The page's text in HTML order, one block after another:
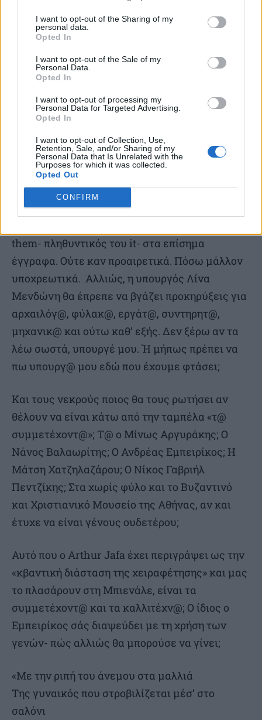
I want to opt-out of the Sharing of my
personal data.
Opted In
I want to opt-out of the Sale of my
Personal Data.
Opted In
I want to opt-out of processing my
Personal Data for Targeted Advertising.
Opted In
I want to opt-out of Collection, Use,
Retention, Sale, and/or Sharing of my
Personal Data that Is Unrelated with the
Purposes for which it was collected.
Opted Out
CONFIRM
ΜΠΙΕΝΑΛΕ ΣΥΓΧΡΟΝΗΣ ΤΕΧΝΗΣ
ΘΕΣΣΑΛΟΝΙΚΗΣ «όλα πρέπει να αλλάξουν.
ΡΝΣ9» έναρξη, επιμελητικό σκεπτικό,
καλλιτέχν@, συμμετέχοντ@ & δράσεις.
Ανατριχίλα. Η woke culture δίπλα στο λογότυπο
του υπουργείου. Και ένα μουσείο, που
εποπτεύεται από το κράτος και
χρηματοδοτείται με δικά μας χρήματα, από
τους φόρους μας δηλαδή, πέφτει στη λούμπα.
Αν δεν απατώμαι, η Ελλάδα, επίσημα, ΔΕΝ
them- πληθυντικός του it- στα επίσημα
έγγραφα. Ούτε καν προαιρετικά. Πόσω μάλλον
υποχρεωτικά. Αλλιώς, η υπουργός Λίνα
Μενδώνη θα έπρεπε να βγάζει προκηρύξεις για
αρχαιλόγ@, φύλακ@, εργάτ@, συντηρητ@,
μηχανικ@ και ούτω καθ’ εξής. Δεν ξέρω αν τα
λέω σωστά, υπουργέ μου. Ή μήπως πρέπει να
πω υπουργ@ μου εδώ που έχουμε φτάσει;
Και τους νεκρούς ποιος θα τους ρωτήσει αν
θέλουν να είναι κάτω από την ταμπέλα «τ@
συμμετέχοντ@»; Τ@ ο Μίνως Αργυράκης; Ο
Νάνος Βαλαωρίτης; Ο Ανδρέας Εμπειρίκος; Η
Μάτση Χατζηλαζάρου; Ο Νίκος Γαβριήλ
Πεντζίκης; Στα χωρίς φύλο και το Βυζαντινό
και Χριστιανικό Μουσείο της Αθήνας, αν και
έτυχε να είναι γένους ουδετέρου;
Αυτό που ο Arthur Jafa έχει περιγράψει ως την
«κβαντική διάσταση της χειραφέτησης» και μας
το πλασάρουν στη Μπιενάλε, είναι τα
συμμετέχοντ@ και τα καλλιτέχν@; Ο ίδιος ο
Εμπειρίκος σάς διαψεύδει με τη χρήση των
γενών- πώς αλλιώς θα μπορούσε να γίνει;
«Με την ριπή του άνεμου στα μαλλιά
Της γυναικός που στροβιλίζεται μέσ’ στο
σαλόνι